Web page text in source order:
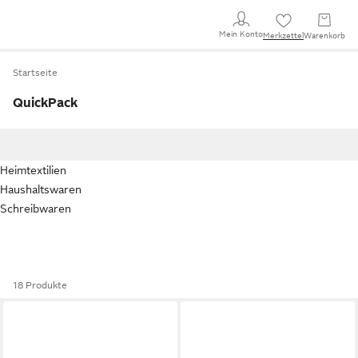
Mein KontoMerkzettel Warenkorb
Startseite
QuickPack
Heimtextilien
Haushaltswaren
Schreibwaren
18 Produkte